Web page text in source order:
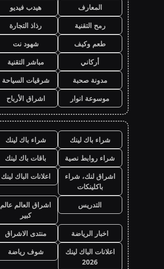
المعارف
هيدب فيديو
رمح التقنية
رذاذ التجارة
طعم وكيف
شهود نت
أركاني
مباشر التقنية
مدونة صحبة
شرقيات السياحة
موسوعة انوار
اشراق الأرباح
شراء باك لينك
شراء باك لينك
شراء روابط نصية
باقات باك لينك
اشراق لنك، شراء
باكلينكات
اعلانات الباك لينك
التدريس
اشراق العالم عالم
كبير
اخبار الرياضة
منتدى الاشراق
اعلانات الباك لينك
2026
شوف رياضة